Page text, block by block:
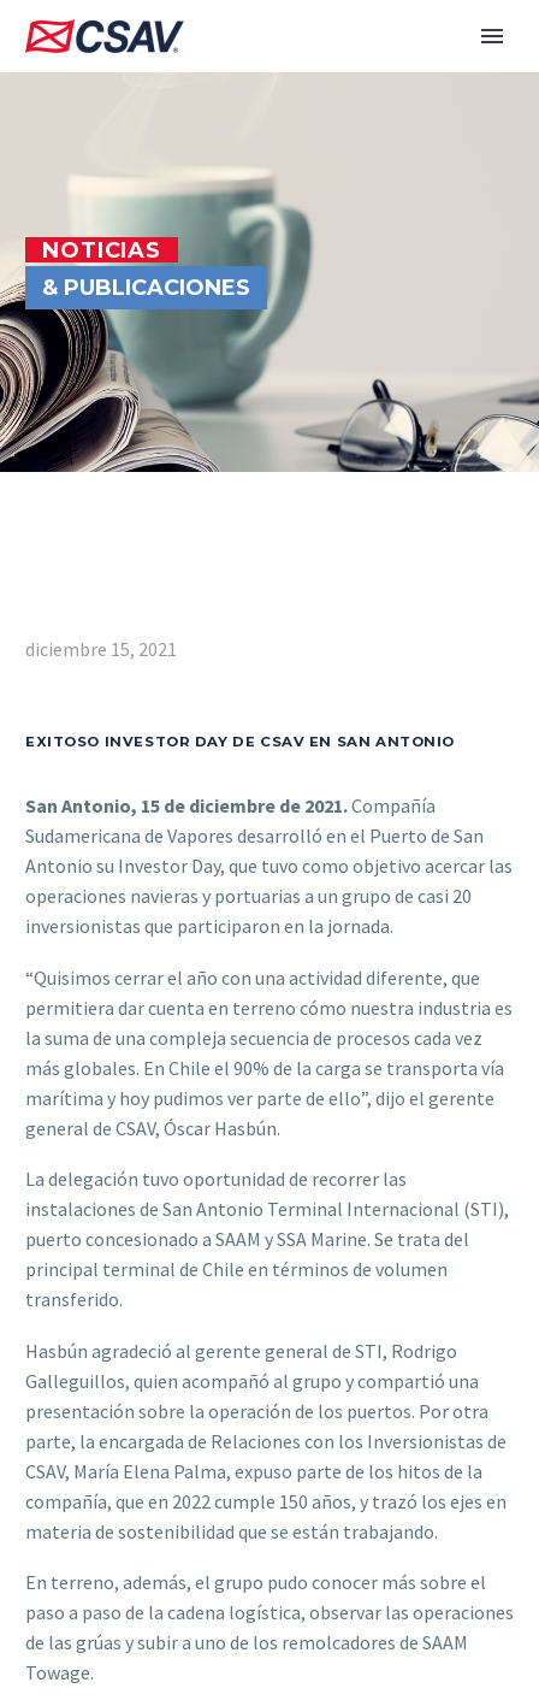
NOTICIAS
& PUBLICACIONES
diciembre 15, 2021
EXITOSO INVESTOR DAY DE CSAV EN SAN ANTONIO
San Antonio, 15 de diciembre de 2021.Compañía
Sudamericana de Vapores desarrolló en el Puerto de San
Antonio su Investor Day, que tuvo como objetivo acercar las
operaciones navieras y portuarias a un grupo de casi 20
inversionistas que participaron en la jornada.
“Quisimos cerrar el año con una actividad diferente, que
permitiera dar cuenta en terreno cómo nuestra industria es
la suma de una compleja secuencia de procesos cada vez
más globales. En Chile el 90% de la carga se transporta vía
marítima y hoy pudimos ver parte de ello”, dijo el gerente
general de CSAV, Óscar Hasbún.
La delegación tuvo oportunidad de recorrer las
instalaciones de San Antonio Terminal Internacional (STI),
puerto concesionado a SAAM y SSA Marine. Se trata del
principal terminal de Chile en términos de volumen
transferido.
Hasbún agradeció al gerente general de STI, Rodrigo
Galleguillos, quien acompañó al grupo y compartió una
presentación sobre la operación de los puertos. Por otra
parte, la encargada de Relaciones con los Inversionistas de
CSAV, María Elena Palma, expuso parte de los hitos de la
compañía, que en 2022 cumple 150 años, y trazó los ejes en
materia de sostenibilidad que se están trabajando.
En terreno, además, el grupo pudo conocer más sobre el
paso a paso de la cadena logística, observar las operaciones
de las grúas y subir a uno de los remolcadores de SAAM
Towage.